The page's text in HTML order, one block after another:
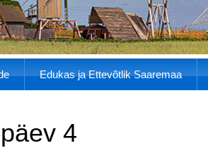
Edukas ja Ettevõtlik Saaremaa
4